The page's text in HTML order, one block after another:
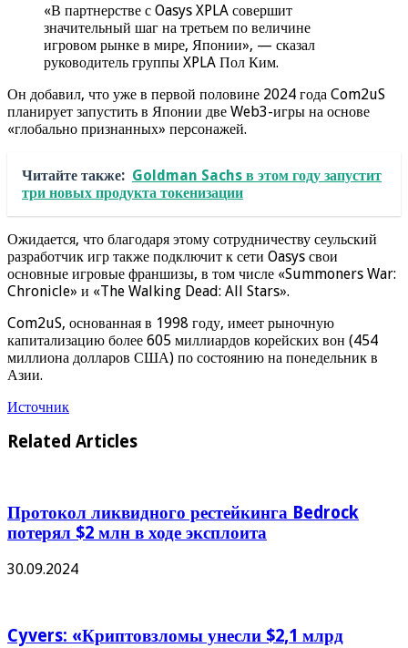
«В партнерстве с Oasys XPLA совершит
значительный шаг на третьем по величине
игровом рынке в мире, Японии», — сказал
руководитель группы XPLA Пол Ким.
Он добавил, что уже в первой половине 2024 года Com2uS
планирует запустить в Японии две Web3-игры на основе
«глобально признанных» персонажей.
Читайте также: Goldman Sachs в этом году запустит
три новых продукта токенизации
Ожидается, что благодаря этому сотрудничеству сеульский
разработчик игр также подключит к сети Oasys свои
основные игровые франшизы, в том числе «Summoners War:
Chronicle» и «The Walking Dead: All Stars».
Com2uS, основанная в 1998 году, имеет рыночную
капитализацию более 605 миллиардов корейских вон (454
миллиона долларов США) по состоянию на понедельник в
Азии.
Источник
Related Articles
Протокол ликвидного рестейкинга Bedrock
потерял $2 млн в ходе эксплоита
30.09.2024
Cyvers: «Криптовзломы унесли $2,1 млрд